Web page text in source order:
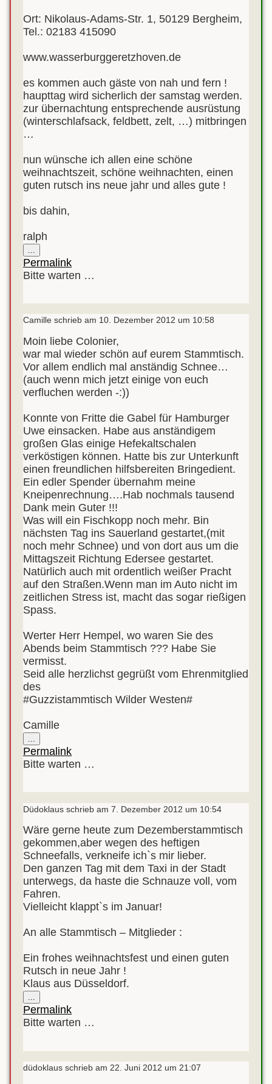
Ort: Nikolaus-Adams-Str. 1, 50129 Bergheim,
Tel.: 02183 415090
www.wasserburggeretzhoven.de
es kommen auch gäste von nah und fern !
haupttag wird sicherlich der samstag werden.
zur übernachtung entsprechende ausrüstung
(winterschlafsack, feldbett, zelt, …) mitbringen
…
nun wünsche ich allen eine schöne
weihnachtszeit, schöne weihnachten, einen
guten rutsch ins neue jahr und alles gute !
bis dahin,
ralph
Metabox
ein-/ausblenden.
Permalink
Bitte warten …
Camille schrieb am 10. Dezember 2012 um 10:58
Moin liebe Colonier,
war mal wieder schön auf eurem Stammtisch.
Vor allem endlich mal anständig Schnee…
(auch wenn mich jetzt einige von euch
verfluchen werden -:))
Konnte von Fritte die Gabel für Hamburger
Uwe einsacken. Habe aus anständigem
großen Glas einige Hefekaltschalen
verköstigen können. Hatte bis zur Unterkunft
einen freundlichen hilfsbereiten Bringedient.
Ein edler Spender übernahm meine
Kneipenrechnung….Hab nochmals tausend
Dank mein Guter !!!
Was will ein Fischkopp noch mehr. Bin
nächsten Tag ins Sauerland gestartet,(mit
noch mehr Schnee) und von dort aus um die
Mittagszeit Richtung Edersee gestartet.
Natürlich auch mit ordentlich weißer Pracht
auf den Straßen.Wenn man im Auto nicht im
zeitlichen Stress ist, macht das sogar rießigen
Spass.
Werter Herr Hempel, wo waren Sie des
Abends beim Stammtisch ??? Habe Sie
vermisst.
Seid alle herzlichst gegrüßt vom Ehrenmitglied
des
#Guzzistammtisch Wilder Westen#
Camille
...
Metabox
ein-/ausblenden.
Permalink
Bitte warten …
Düdoklaus schrieb am 7. Dezember 2012 um 10:54
Wäre gerne heute zum Dezemberstammtisch
gekommen,aber wegen des heftigen
Schneefalls, verkneife ich`s mir lieber.
Den ganzen Tag mit dem Taxi in der Stadt
unterwegs, da haste die Schnauze voll, vom
Fahren.
Vielleicht klappt`s im Januar!
An alle Stammtisch – Mitglieder :
Ein frohes weihnachtsfest und einen guten
Rutsch in neue Jahr !
Klaus aus Düsseldorf.
...
Metabox
ein-/ausblenden.
Permalink
Bitte warten …
düdoklaus schrieb am 22. Juni 2012 um 21:07